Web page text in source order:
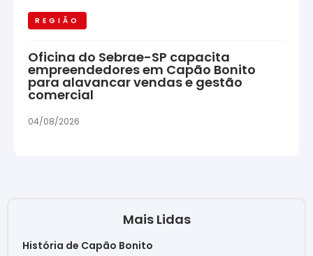
REGIÃO
Oficina do Sebrae-SP capacita
empreendedores em Capão Bonito
para alavancar vendas e gestão
comercial
04/08/2026
Mais Lidas
História de Capão Bonito